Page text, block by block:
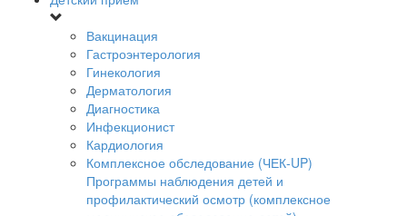
Вакцинация
Гастроэнтерология
Гинекология
Дерматология
Диагностика
Инфекционист
Кардиология
Комплексное обследование (ЧЕК-UP)
Программы наблюдения детей и
профилактический осмотр (комплексное